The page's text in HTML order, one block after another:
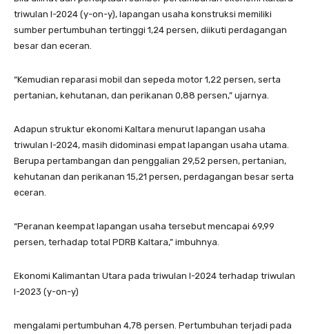
triwulan I-2024 (y-on-y), lapangan usaha konstruksi memiliki
sumber pertumbuhan tertinggi 1,24 persen, diikuti perdagangan
besar dan eceran.
“Kemudian reparasi mobil dan sepeda motor 1,22 persen, serta
pertanian, kehutanan, dan perikanan 0,88 persen,” ujarnya.
Adapun struktur ekonomi Kaltara menurut lapangan usaha
triwulan I-2024, masih didominasi empat lapangan usaha utama.
Berupa pertambangan dan penggalian 29,52 persen, pertanian,
kehutanan dan perikanan 15,21 persen, perdagangan besar serta
eceran.
“Peranan keempat lapangan usaha tersebut mencapai 69,99
persen, terhadap total PDRB Kaltara,” imbuhnya.
Ekonomi Kalimantan Utara pada triwulan I-2024 terhadap triwulan
I-2023 (y-on-y)
mengalami pertumbuhan 4,78 persen. Pertumbuhan terjadi pada